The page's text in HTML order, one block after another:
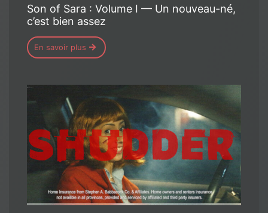
Son of Sara : Volume I — Un nouveau-né,
c’est bien assez
En savoir plus